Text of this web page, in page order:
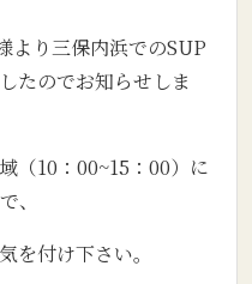
り三保内浜でのSUP
たのでお知らせしま
（10：00~15：00）に
、
を付け下さい。